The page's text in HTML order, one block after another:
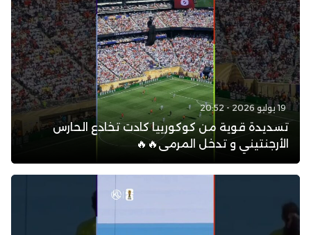
19 يوليو 2026 - 20:52
تسديدة قوية من كوكورييا كادت تخادع الحارس
الأرجنتيني و تدخل المرمى🔥🔥